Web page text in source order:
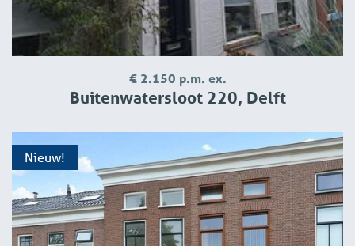
€ 2.150 p.m. ex.
Buitenwatersloot 220, Delft
Nieuw!